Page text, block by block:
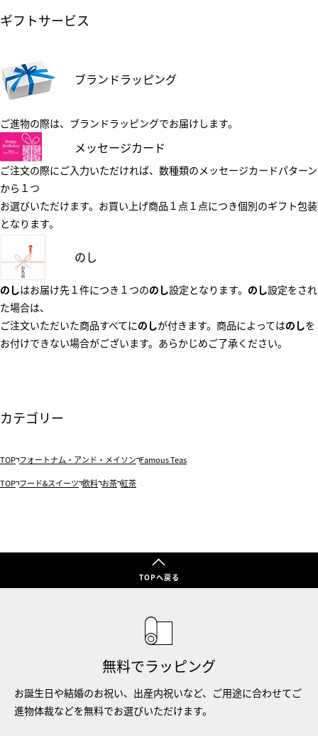
ギフトサービス
ブランドラッピング
ご進物の際は、ブランドラッピングでお届けします。
メッセージカード
ご注文の際にご入力いただければ、数種類のメッセージカードパターン
から１つ
お選びいただけます。お買い上げ商品１点１点につき個別のギフト包装
となります。
のし
のしはお届け先１件につき１つののし設定となります。 のし設定をされ
た場合は、
ご注文いただいた商品すべてにのしが付きます。商品によってはのしを
お付けできない場合がございます。あらかじめご了承ください。
カテゴリー
TOP フォートナム・アンド・メイソン Famous Teas
TOP フード&スイーツ 飲料 お茶 紅茶
TOPへ戻る
無料でラッピング
お誕生日や結婚のお祝い、出産内祝いなど、ご用途に合わせてご
進物体裁などを無料でお選びいただけます。